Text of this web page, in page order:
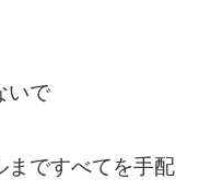
いで
まですべてを手配